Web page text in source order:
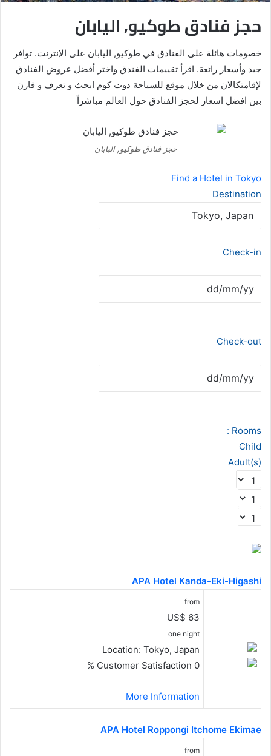
حجز فنادق طوكيو, اليابان
خصومات هائلة على الفنادق في طوكيو, اليابان على الإنترنت. توافر
جيد وأسعار رائعة. اقرأ تقييمات الفندق واختر أفضل عروض الفنادق
لإقامتكالان من خلال موقع للسياحة دوت كوم ابحث و تعرف و قارن
بين افضل اسعار لحجز الفنادق حول العالم مباشراً
حجز فنادق طوكيو, اليابان
Find a Hotel in Tokyo
Destination
Check-in
Check-out
Rooms :
Child
Adult(s)
APA Hotel Kanda-Eki-Higashi
from
US$ 63
one night
Location: Tokyo, Japan
Customer Satisfaction 0 %
More Information
APA Hotel Roppongi Itchome Ekimae
from